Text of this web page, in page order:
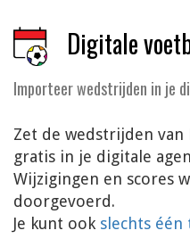
Digitale
Importeer wedstrijden in je
Zet de wedstrijden van
gratis in je digitale
Wijzigingen en scores
doorgevoerd.
Je kunt ook slechts één